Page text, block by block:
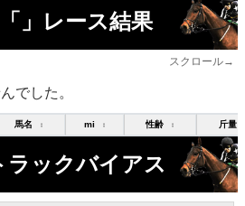
」レース結果
スクロール→
でした。
馬名 ↕ mi ↕ 性齢 ↕ 斤量
ラックバイアス